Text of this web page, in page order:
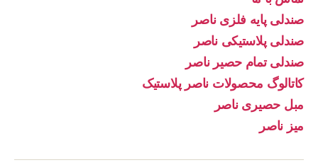
صندلی پایه فلزی ناصر
صندلی پلاستیکی ناصر
صندلی تمام حصیر ناصر
کاتالوگ محصولات ناصر پلاستیک
مبل حصیری ناصر
میز ناصر